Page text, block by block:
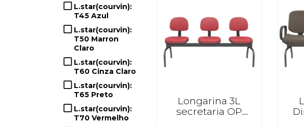
L.star(courvin):
T45 Azul
L.star(courvin):
T50 Marron
Claro
L.star(courvin):
T60 Cinza Claro
L.star(courvin):
T65 Preto
L.star(courvin):
T70 Vermelho
Longarina 3L
secretaria OP